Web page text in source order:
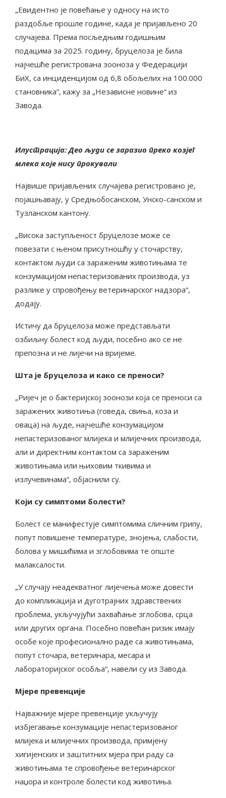
„Евидентно је повећање у односу на исто
раздобље прошле године, када је пријављено 20
случајева. Према посљедњим годишњим
подацима за 2025. годину, бруцелоза је била
најчешће регистрована зооноза у Федерацији
БиХ, са инциденцијом од 6,8 обољелих на 100.000
становника“, кажу за „Независне новине“ из
Завода.
Илустрација: Део људи се заразио преко козјег
млека које нису прокували
Највише пријављених случајева регистровано је,
појашњавају, у Средњобосанском, Унско-санском и
Тузланском кантону.
„Висока заступљеност бруцелозе може се
повезати с њеном присутношћу у сточарству,
контактом људи са зараженим животињама те
конзумацијом непастеризованих производа, уз
разлике у спровођењу ветеринарског надзора“,
додају.
Истичу да бруцелоза може представљати
озбиљну болест код људи, посебно ако се не
препозна и не лијечи на вријеме.
Шта је бруцелоза и како се преноси?
„Ријеч је о бактеријској зоонози која се преноси са
заражених животиња (говеда, свиња, коза и
оваца) на људе, најчешће конзумацијом
непастеризованог млијека и млијечних производа,
али и директним контактом са зараженим
животињама или њиховим ткивима и
излучевинама“, објаснили су.
Који су симптоми болести?
Болест се манифестује симптомима сличним грипу,
попут повишене температуре, знојења, слабости,
болова у мишићима и зглобовима те опште
малаксалости.
„У случају неадекватног лијечења може довести
до компликација и дуготрајних здравствених
проблема, укључујући захваћање зглобова, срца
или других органа. Посебно повећан ризик имају
особе које професионално раде са животињама,
попут сточара, ветеринара, месара и
лабораторијског особља“, навели су из Завода.
Мјере превенције
Најважније мјере превенције укључују
избјегавање конзумације непастеризованог
млијека и млијечних производа, примјену
хигијенских и заштитних мјера при раду са
животињама те спровођење ветеринарског
наџора и контроле болести код животиња.